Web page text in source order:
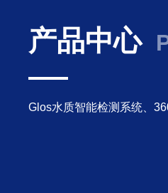
产品中心
Glos水质智能检测系统、